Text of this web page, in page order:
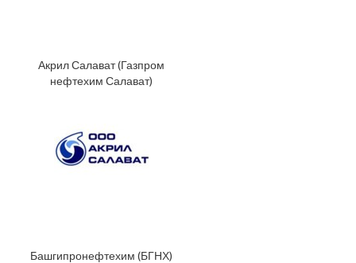
Акрил Салават (Газпром
нефтехим Салават)
Башгипронефтехим (БГНХ)